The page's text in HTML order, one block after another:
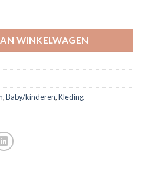
WINKELWAGEN
,Baby/kinderen,Kleding